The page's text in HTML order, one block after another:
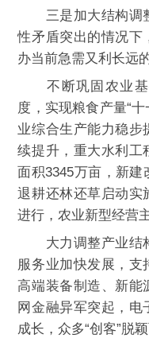
三是加大结构调
性矛盾突出的情况下
办当前急需又利长远
不断巩固农业基
度，实现粮食产量“
业综合生产能力稳步
续提升，重大水利工
面积3345万亩，新
退耕还林还草启动实
进行，农业新型经营
大力调整产业结
服务业加快发展，支
高端装备制造、新能
网金融异军突起，电
成长，众多“创客”脱